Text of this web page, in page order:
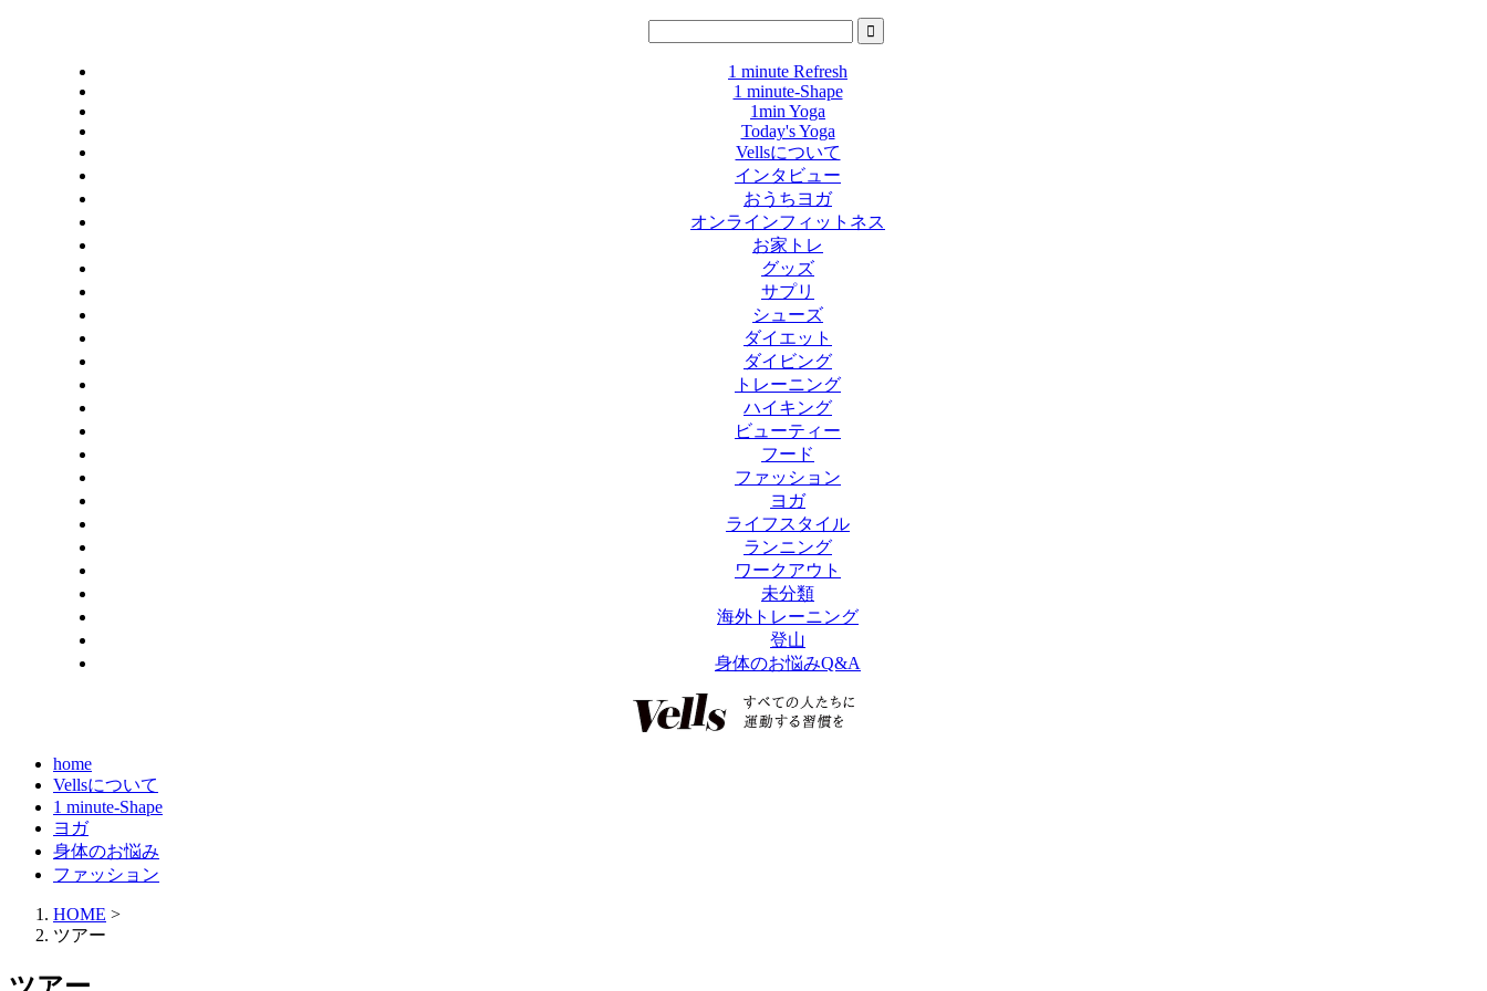
1 minute Refresh
1 minute-Shape
1min Yoga
Today's Yoga
Vellsについて
インタビュー
おうちヨガ
オンラインフィットネス
お家トレ
グッズ
サプリ
シューズ
ダイエット
ダイビング
トレーニング
ハイキング
ビューティー
フード
ファッション
ヨガ
ライフスタイル
ランニング
ワークアウト
未分類
海外トレーニング
登山
身体のお悩みQ&A
home
Vellsについて
1 minute-Shape
ヨガ
身体のお悩み
ファッション
HOME >
ツアー